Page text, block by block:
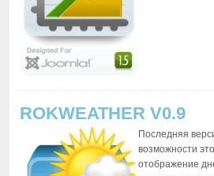
ROKWEATHER V0.9
Последняя
возможности
отображение